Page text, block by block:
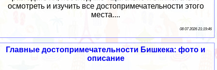
осмотреть и изучить все достопримечательности этого
места....
08 07 2026 21:19:46
Главные достопримечательности Бишкека: фото и
описание